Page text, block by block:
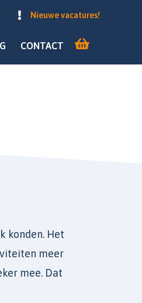
Nieuwe vacatures!
CONTACT
konden. Het
meer
mee. Dat